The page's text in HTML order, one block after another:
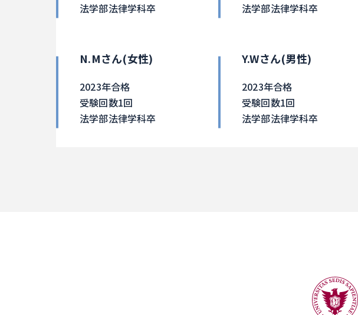
法学部法律学科卒
法学部法律学科卒
N.Mさん(女性)
2023年合格
受験回数1回
法学部法律学科卒
Y.Wさん(男性)
2023年合格
受験回数1回
法学部法律学科卒